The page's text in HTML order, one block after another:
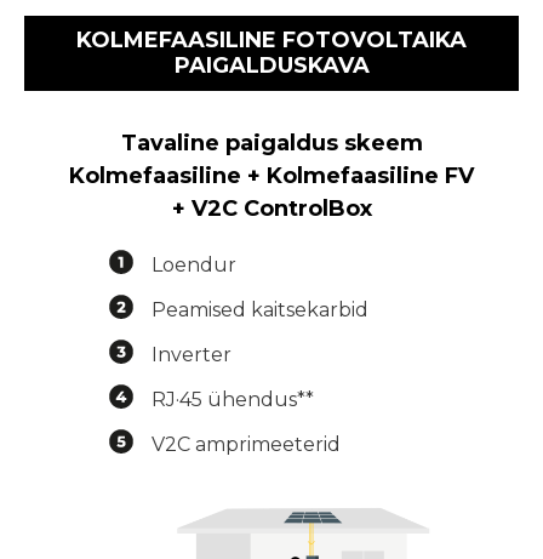
KOLMEFAASILINE FOTOVOLTAIKA
PAIGALDUSKAVA
Tavaline paigaldus skeem
Kolmefaasiline + Kolmefaasiline FV
+ V2C ControlBox
Loendur
Peamised kaitsekarbid
Inverter
RJ·45 ühendus**
V2C amprimeeterid